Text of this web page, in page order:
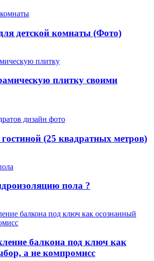
детской комнаты (Фото)
плитку своими
(25 квадратных метров)
пола ?
балкона под ключ как
а не компромисс